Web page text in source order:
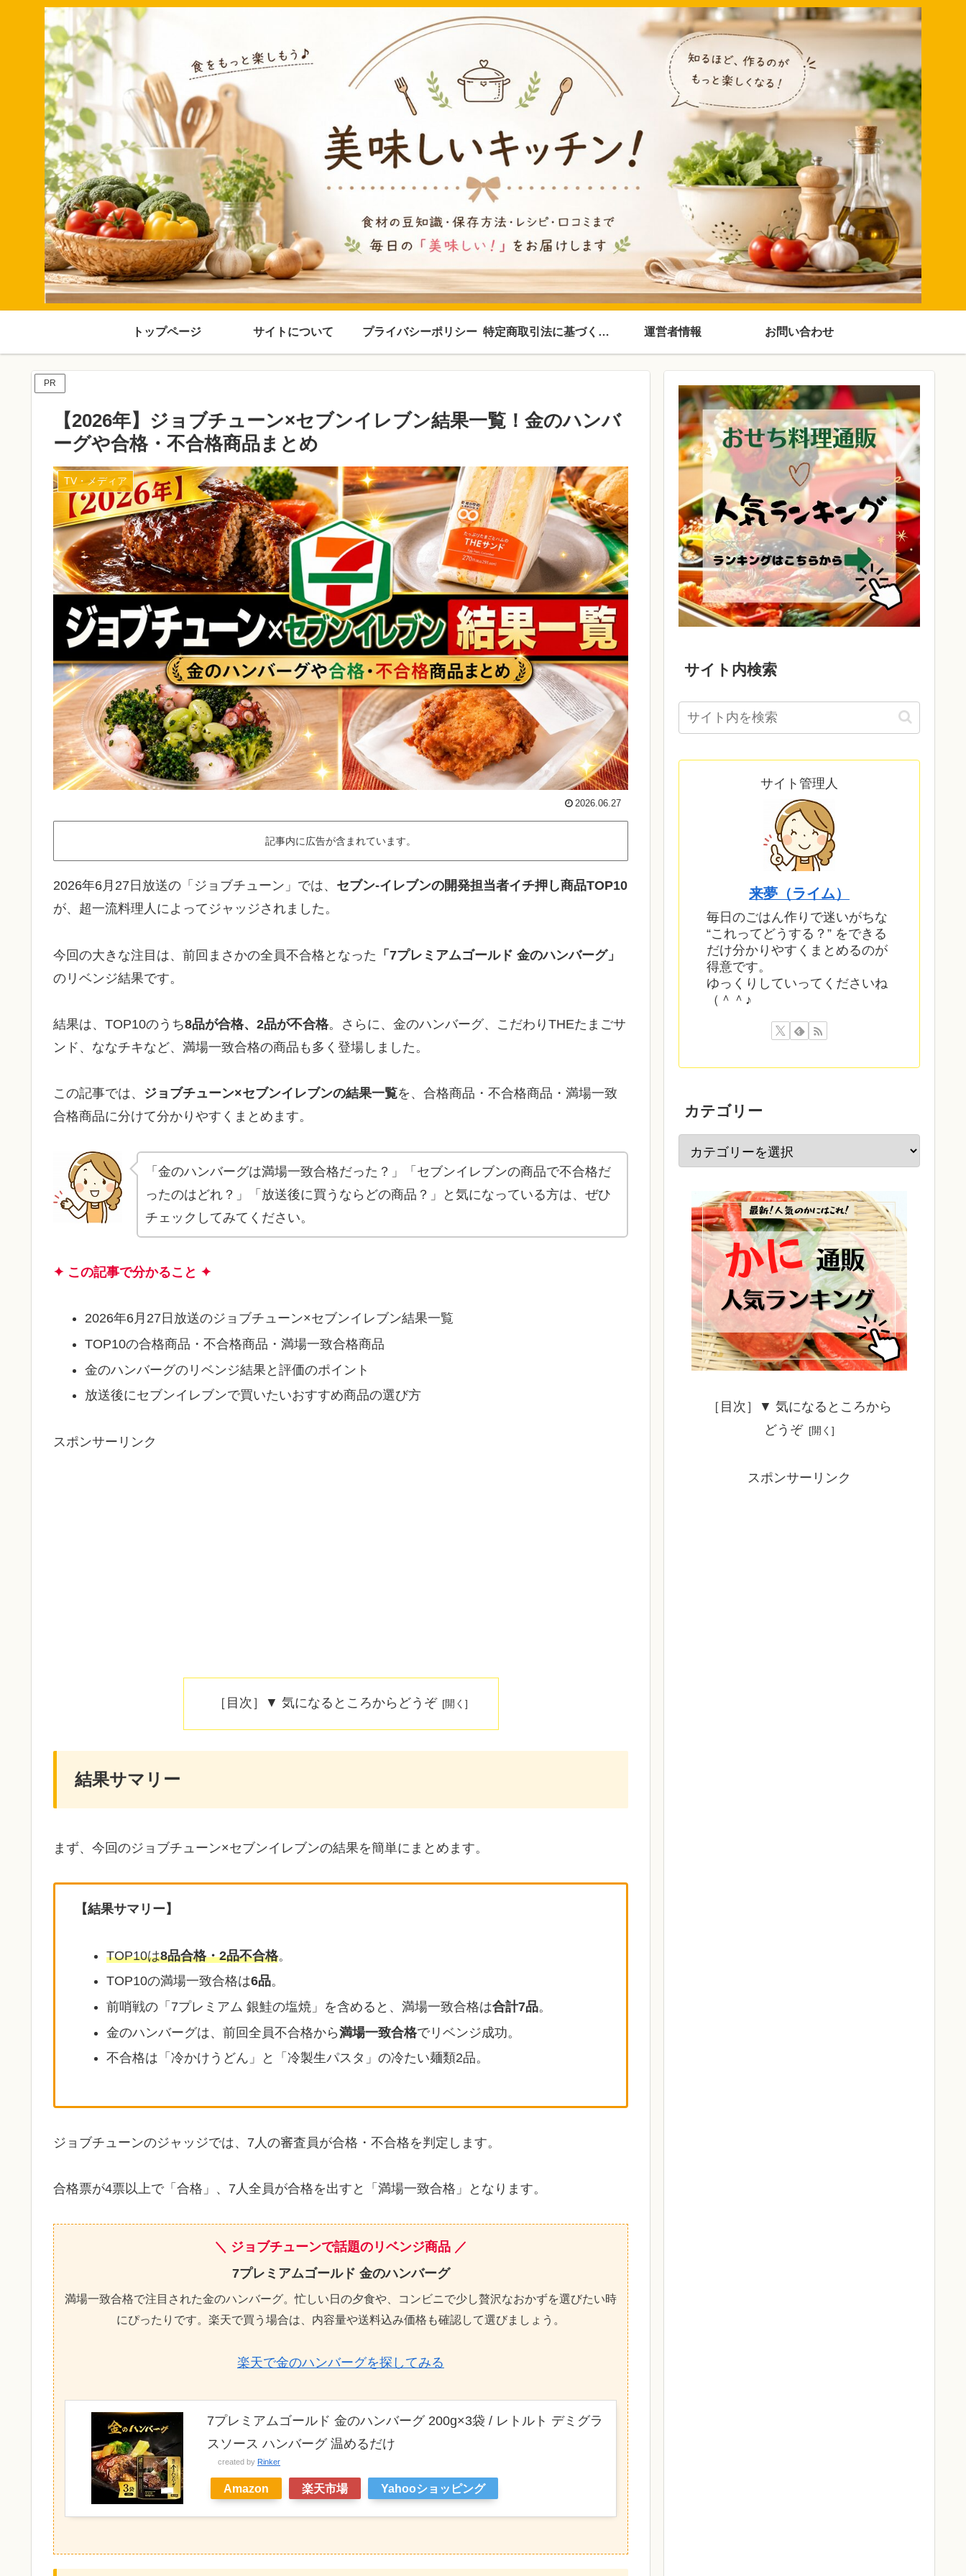
トップページ サイトについて プライバシーポリシー 特定商取引法に基づく表記 運営者情報 お問い合わせ
PR
【2026年】ジョブチューン×セブンイレブン結果一覧！金のハンバ
ーグや合格・不合格商品まとめ
TV・メディア
2026.06.27
記事内に広告が含まれています。
2026年6月27日放送の「ジョブチューン」では、 セブン‐イレブンの開発担当者イチ押し商品TOP10
が、超一流料理人によってジャッジされました。
今回の大きな注目は、前回まさかの全員不合格となった 「7プレミアムゴールド 金のハンバーグ」
のリベンジ結果です。
結果は、TOP10のうち8品が合格、2品が不合格。さらに、金のハンバーグ、こだわりTHEたまごサ
ンド、ななチキなど、満場一致合格の商品も多く登場しました。
この記事では、 ジョブチューン×セブンイレブンの結果一覧を、合格商品・不合格商品・満場一致
合格商品に分けて分かりやすくまとめます。
「金のハンバーグは満場一致合格だった？」「セブンイレブンの商品で不合格だ
ったのはどれ？」「放送後に買うならどの商品？」と気になっている方は、ぜひ
チェックしてみてください。
✦ この記事で分かること ✦
2026年6月27日放送のジョブチューン×セブンイレブン結果一覧
TOP10の合格商品・不合格商品・満場一致合格商品
金のハンバーグのリベンジ結果と評価のポイント
放送後にセブンイレブンで買いたいおすすめ商品の選び方
スポンサーリンク
［目次］▼ 気になるところからどうぞ
結果サマリー
まず、今回のジョブチューン×セブンイレブンの結果を簡単にまとめます。
【結果サマリー】
TOP10は8品合格・2品不合格。
TOP10の満場一致合格は6品。
前哨戦の「7プレミアム 銀鮭の塩焼」を含めると、満場一致合格は合計7品。
金のハンバーグは、前回全員不合格から満場一致合格でリベンジ成功。
不合格は「冷かけうどん」と「冷製生パスタ」の冷たい麺類2品。
ジョブチューンのジャッジでは、7人の審査員が合格・不合格を判定します。
合格票が4票以上で「合格」、7人全員が合格を出すと「満場一致合格」となります。
＼ ジョブチューンで話題のリベンジ商品 ／
7プレミアムゴールド 金のハンバーグ
満場一致合格で注目された金のハンバーグ。忙しい日の夕食や、コンビニで少し贅沢なおかずを選びたい時
にぴったりです。楽天で買う場合は、内容量や送料込み価格も確認して選びましょう。
楽天で金のハンバーグを探してみる
7プレミアムゴールド 金のハンバーグ 200g×3袋 / レトルト デミグラ
スソース ハンバーグ 温めるだけ
created by Rinker
Amazon 楽天市場 Yahooショッピング
サイト内検索
サイト管理人
来夢（ライム）
毎日のごはん作りで迷いがちな
“これってどうする？” をできる
だけ分かりやすくまとめるのが
得意です。
ゆっくりしていってくださいね
（＾＾♪
カテゴリー
［目次］▼ 気になるところから
どうぞ
スポンサーリンク